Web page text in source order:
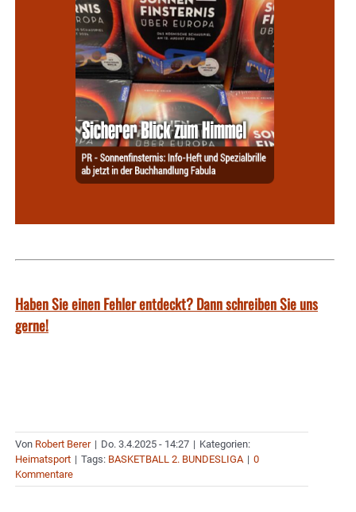
Haben Sie einen Fehler entdeckt? Dann schreiben Sie uns
gerne!
Von Robert Berer | Do. 3.4.2025 - 14:27 | Kategorien:
Heimatsport | Tags: BASKETBALL 2. BUNDESLIGA | 0
Kommentare